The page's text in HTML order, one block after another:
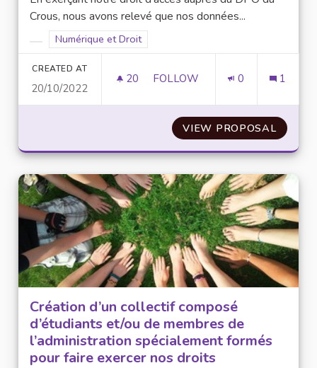
Crous, nous avons relevé que nos données...
Filter results for category:
Filter results for scope: Numérique et Droit
Numérique et Droit
CREATED AT
20/10/2022
20 20 FOLLOWERS
FOLLOW 0 1
VIEW PROPOSALMISE
Création d’un collectif composé
d’étudiants et/ou de membres de
l’administration spécialement formés
pour faire exercer nos droits